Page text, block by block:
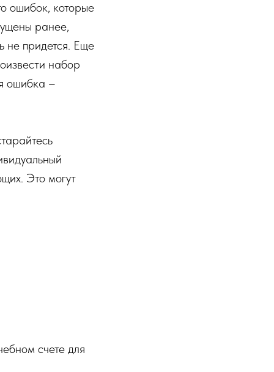
ошибок, которые
ранее,
не придется. Еще
набор
ошибка –
Это могут
счете для